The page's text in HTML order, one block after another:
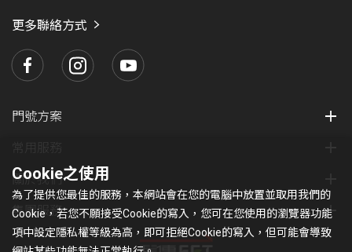
更多聯絡方式
門號方案
關於我們
集團服務
Cookie之使用
為了提供您最佳的服務，本網站會在您的電腦中放置並取用我們的
Cookie，若您不願接受Cookie的寫入，您可在您使用的瀏覽器功能
項中設定隱私權等級為高，即可拒絕Cookie的寫入，但可能會導致